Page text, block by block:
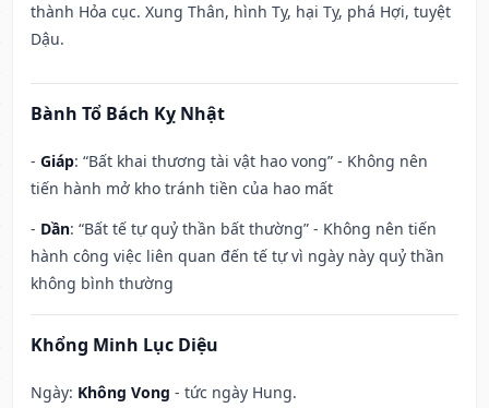
thành Hỏa cục. Xung Thân, hình Tỵ, hại Tỵ, phá Hợi, tuyệt
Dậu.
Bành Tổ Bách Kỵ Nhật
- Giáp: “Bất khai thương tài vật hao vong” - Không nên
tiến hành mở kho tránh tiền của hao mất
- Dần: “Bất tế tự quỷ thần bất thường” - Không nên tiến
hành công việc liên quan đến tế tự vì ngày này quỷ thần
không bình thường
Khổng Minh Lục Diệu
Ngày: Không Vong - tức ngày Hung.